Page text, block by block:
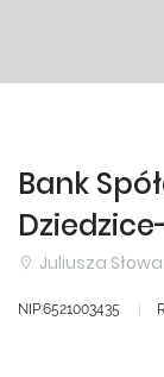
Bank
Juliusza
NIP:6521003435